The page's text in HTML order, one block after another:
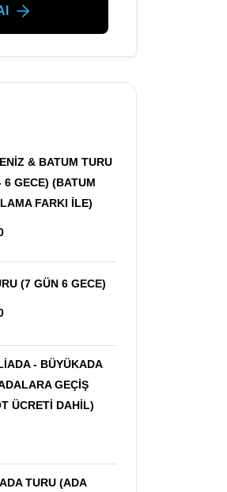
& BATUM TURU
6 GECE) (BATUM
FARKI İLE)
(7 GÜN 6 GECE)
- BÜYÜKADA
GEÇİŞ
ÜCRETİ DAHİL)
TURU (ADA